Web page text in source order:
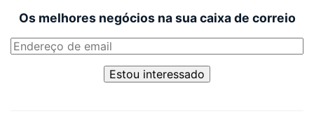
Os melhores negócios na sua caixa de correio
Estou interessado